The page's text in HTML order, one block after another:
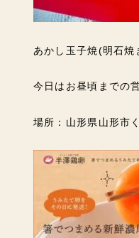
あかし玉子焼(明石焼
今日はお昼頃までの
場所：山形県山形市